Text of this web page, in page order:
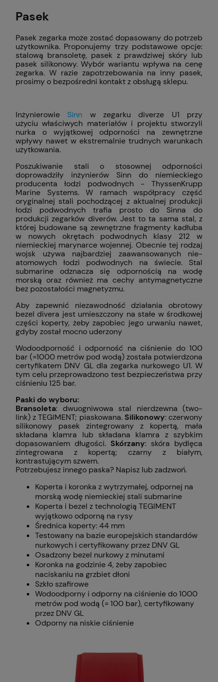
Pasek
Pasek zegarka może zostać dopasowany do potrzeb
użytkownika. Proponujemy trzy podstawowe opcje:
stalową bransoletę, pasek z prawdziwej skóry lub
pasek silikonowy. Wybór wariantu wpływa na cenę
zegarka. W razie zapotrzebowania na inny pasek,
prosimy o bezpośredni kontakt z obsługą sklepu.
Inżynierowie Sinn w zegarku diverze U1 przy
użyciu właściwych materiałów i projektu stworzyli
nurka o wyjątkowej odporności na zewnętrzne
wpływy nawet w ekstremalnie trudnych warunkach
użytkowania.
Poszukiwanie stali o stosownej odporności
doprowadziły inżynierów Sinn do niemieckiego
producenta łodzi podwodnych - ThyssenKrupp
Marine Systems. W ramach współpracy część
oryginalnej stali pochodzącej z aktualnej produkcji
łodzi podwodnych trafia prosto do Sinna do
produkcji zegarków diverów. Jest to ta sama stal, z
której budowane są zewnętrzne fragmenty kadłuba
w nowych okrętach podwodnych klasy 212 w
niemieckiej marynarce wojennej. Obecnie tej rodzaj
wojsk używa najbardziej zaawansowanych nie-
atomowych łodzi podwodnych na świecie. Stal
submarine odznacza się odpornością na wodę
morską oraz również ma cechy antymagnetyczne
bez pozostałości magnetyzmu.
Aby zapewnić niezawodność działania obrotowy
bezel divera jest umieszczony na stałe w środkowej
części koperty, żeby zapobiec jego urwaniu nawet,
gdyby został mocno uderzony
Wodoodporność i odporność na ciśnienie do 100
bar (=1000 metrów pod wodą) została potwierdzona
certyfikatem DNV GL dla zegarka nurkowego U1. W
tym celu przeprowadzono test bezpieczeństwa przy
ciśnieniu 125 bar.
Paski do wyboru:
Bransoleta: dwuogniwowa stal nierdzewna (two-
link) z TEGIMENT; piaskowana. Silikonowy: czerwony
silikonowy pasek zintegrowany z kopertą, mała
składana klamra lub składana klamra z szybkim
dopasowaniem długości. Skórzany: skóra bydlęca
zintegrowana z kopertą; czarny z białym,
kontrastującym szwem.
Potrzebujesz innego paska? Napisz lub zadzwoń.
Koperta i koronka z wytrzymałej, odpornej na
morską wodę niemieckiej stali submarine
Koperta i bezel z technologią TEGIMENT
wyjątkowo odporną na rysy
Średnica koperty: 44 mm
Testowany na bazie europejskich standardów
nurkowych i certyfikowany przez DNV GL
Osadzony bezel nurkowy z minutami
Koronka na godzinie 4, żeby zapobiec
naciskaniu na grzbiet dłoni
Szkło szafirowe
Wodoodporny i odporny na ciśnienie do 1000
metrów pod wodą (= 100 bar), certyfikowany
przez DNV GL
Odporny na niskie ciśnienie